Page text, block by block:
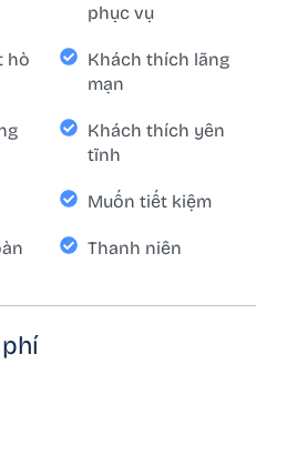
phục vụ
hò
Khách thích lãng
mạn
Khách thích yên
tĩnh
Muốn tiết kiệm
Thanh niên